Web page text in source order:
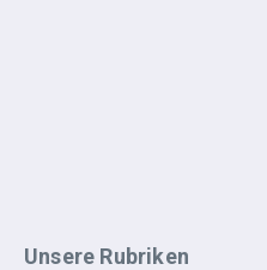
Unsere Rubriken